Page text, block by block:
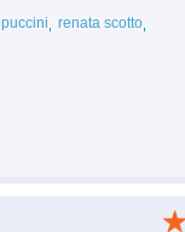
puccini
renata scotto